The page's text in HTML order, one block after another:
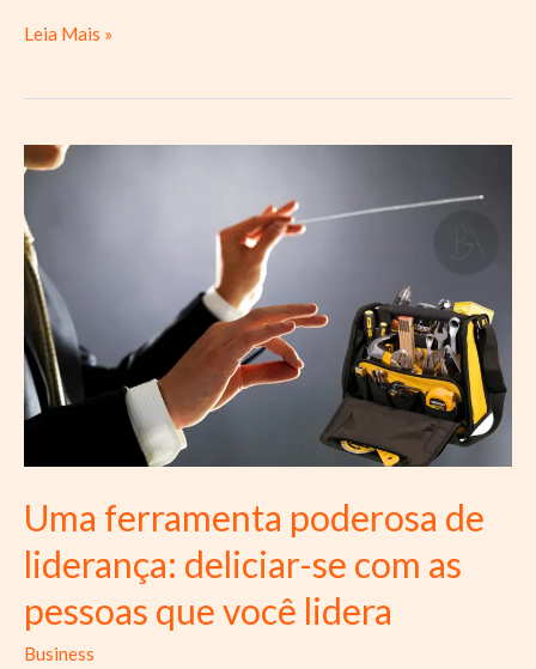
Uma
liderança:
O
nossa
organização
REALMENTE
recompensa?
Leia Mais »
Uma ferramenta poderosa de
liderança: deliciar-se com as
pessoas que você lidera
Business